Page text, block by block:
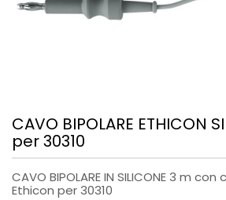
CAVO BIPOLARE ETHICON
per 30310
CAVO BIPOLARE IN SILICONE 3 m
Ethicon per 30310